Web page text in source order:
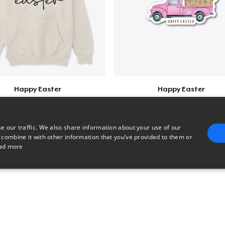
Happy Easter Happy Easter
our traffic. We also share information about your use of our
it with other information that you’ve provided to them or
more